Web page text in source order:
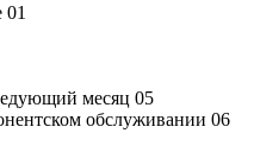
01
месяц 05
обслуживании 06